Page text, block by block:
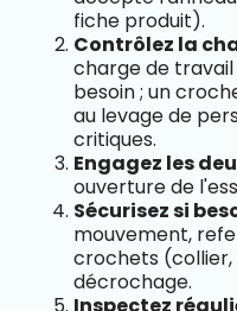
fiche produit).
Contrôlez la
charge de
besoin ; un
au levage de
critiques.
Engagez les
ouverture de
Sécurisez si
mouvement,
crochets
décrochage.